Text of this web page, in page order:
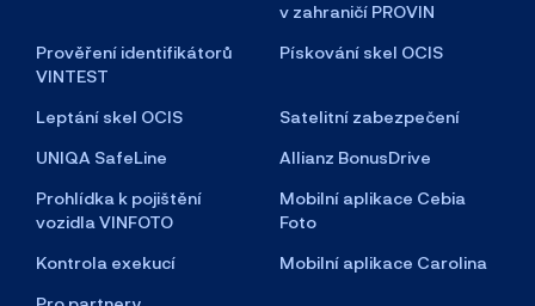
v zahraničí PROVIN
Prověření identifikátorů
VINTEST
Pískování skel OCIS
Leptání skel OCIS
Satelitní zabezpečení
UNIQA SafeLine
Allianz BonusDrive
Prohlídka k pojištění
vozidla VINFOTO
Mobilní aplikace Cebia
Foto
Kontrola exekucí
Mobilní aplikace Carolina